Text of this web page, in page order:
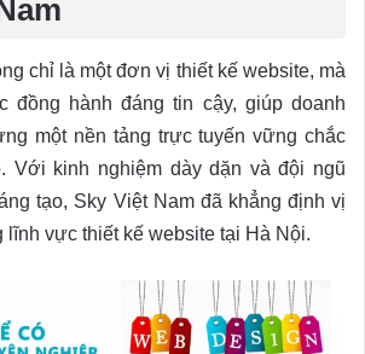
chỉ là một đơn vị thiết kế website, mà
đồng hành đáng tin cậy, giúp doanh
một nền tảng trực tuyến vững chắc
Với kinh nghiệm dày dặn và đội ngũ
tạo, Sky Việt Nam đã khẳng định vị
lĩnh vực thiết kế website tại Hà Nội.